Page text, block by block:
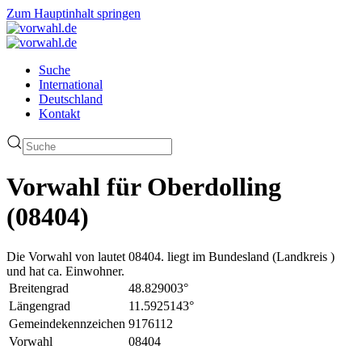
Zum Hauptinhalt springen
Suche
International
Deutschland
Kontakt
Vorwahl für Oberdolling
(08404)
Die Vorwahl von lautet 08404. liegt im Bundesland (Landkreis )
und hat ca. Einwohner.
Breitengrad
48.829003°
Längengrad
11.5925143°
Gemeindekennzeichen 9176112
Vorwahl
08404